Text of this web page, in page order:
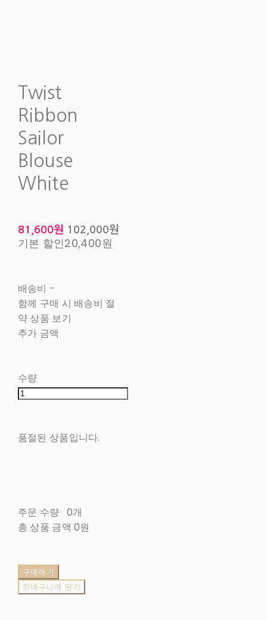
Twist
Ribbon
Sailor
Blouse
White
81,600원 102,000원
기본 할인20,400원
배송비 -
함께 구매 시 배송비 절
약 상품 보기
추가 금액
수량
품절된 상품입니다.
주문 수량 0개
총 상품 금액 0원
구매하기
장바구니에 담기